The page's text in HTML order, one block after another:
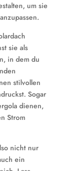
um sie
sie als
in dem du
stilvollen
Sogar
dienen,
Strom
nicht nur
ein